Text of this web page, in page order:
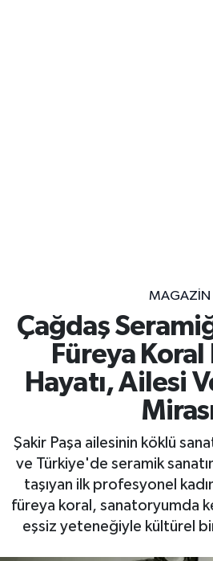
MAGAZİN
Çağdaş
Füreya
Hayatı, Ailesi
Şakir Paşa ailesinin köklü
ve Türkiye'de seramik
taşıyan ilk profesyonel
füreya koral, sanatoryumda
eşsiz yeteneğiyle kültürel bir